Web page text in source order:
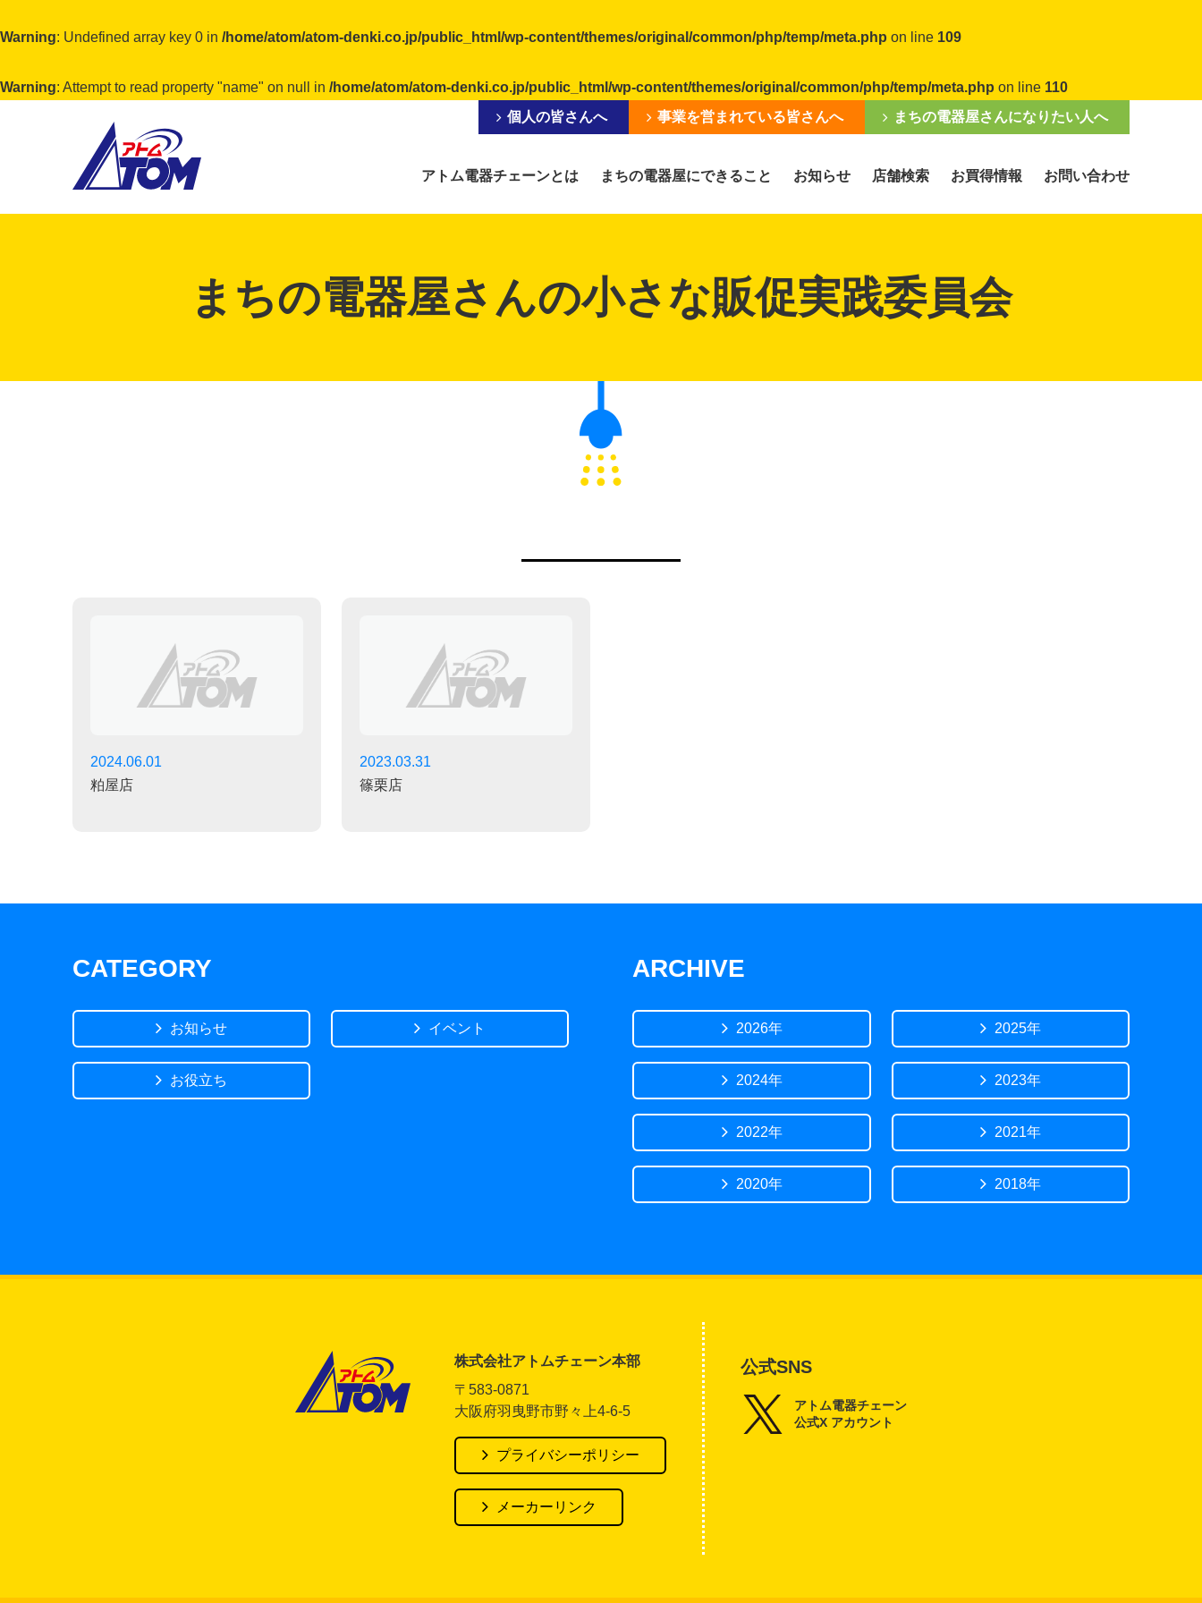
Warning: Undefined array key 0 in /home/atom/atom-denki.co.jp/public_html/wp-content/themes/original/common/php/temp/meta.php on line 109
Warning: Attempt to read property "name" on null in /home/atom/atom-denki.co.jp/public_html/wp-content/themes/original/common/php/temp/meta.php on line 110
アトム電器チェーンとは まちの電器屋にできること お知らせ 店舗検索 お買得情報 お問い合わせ
個人の皆さんへ 事業を営まれている皆さんへ まちの電器屋さんになりたい人へ
まちの電器屋さんの小さな販促実践委員会
2024.06.01
粕屋店
2023.03.31
篠栗店
CATEGORY
お知らせ イベント
お役立ち
ARCHIVE
2026年 2025年
2024年 2023年
2022年 2021年
2020年 2018年
アトム電器チェーン
株式会社アトムチェーン本部
〒583-0871
大阪府羽曳野市野々上4-6-5
プライバシーポリシー
メーカーリンク
公式SNS
アトム電器チェーン
公式X アカウント